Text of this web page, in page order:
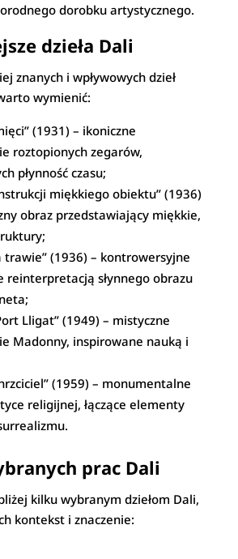
dorobku artystycznego.
dzieła Dali
znanych i wpływowych dzieł
wymienić:
(1931) – ikoniczne
roztopionych zegarów,
płynność czasu;
miękkiego obiektu” (1936)
obraz przedstawiający miękkie,
trawie” (1936) – kontrowersyjne
reinterpretacją słynnego obrazu
Lligat” (1949) – mistyczne
Madonny, inspirowane nauką i
(1959) – monumentalne
religijnej, łączące elementy
prac Dali
kilku wybranym dziełom Dali,
kontekst i znaczenie: